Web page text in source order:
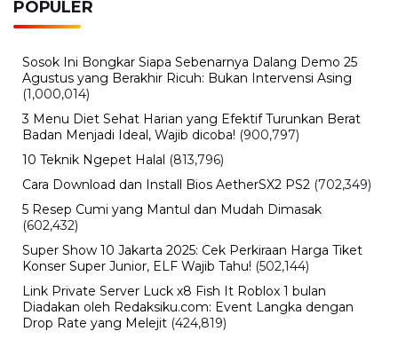
POPULER
Sosok Ini Bongkar Siapa Sebenarnya Dalang Demo 25
Agustus yang Berakhir Ricuh: Bukan Intervensi Asing
(1,000,014)
3 Menu Diet Sehat Harian yang Efektif Turunkan Berat
Badan Menjadi Ideal, Wajib dicoba! (900,797)
10 Teknik Ngepet Halal (813,796)
Cara Download dan Install Bios AetherSX2 PS2 (702,349)
5 Resep Cumi yang Mantul dan Mudah Dimasak
(602,432)
Super Show 10 Jakarta 2025: Cek Perkiraan Harga Tiket
Konser Super Junior, ELF Wajib Tahu! (502,144)
Link Private Server Luck x8 Fish It Roblox 1 bulan
Diadakan oleh Redaksiku.com: Event Langka dengan
Drop Rate yang Melejit (424,819)